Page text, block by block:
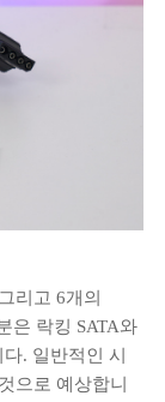
리고 6개의
은 락킹 SATA와
. 일반적인 시
으로 예상합니